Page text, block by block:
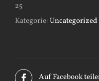
04-
25
Kategorie:Uncategorized
Auf Facebook